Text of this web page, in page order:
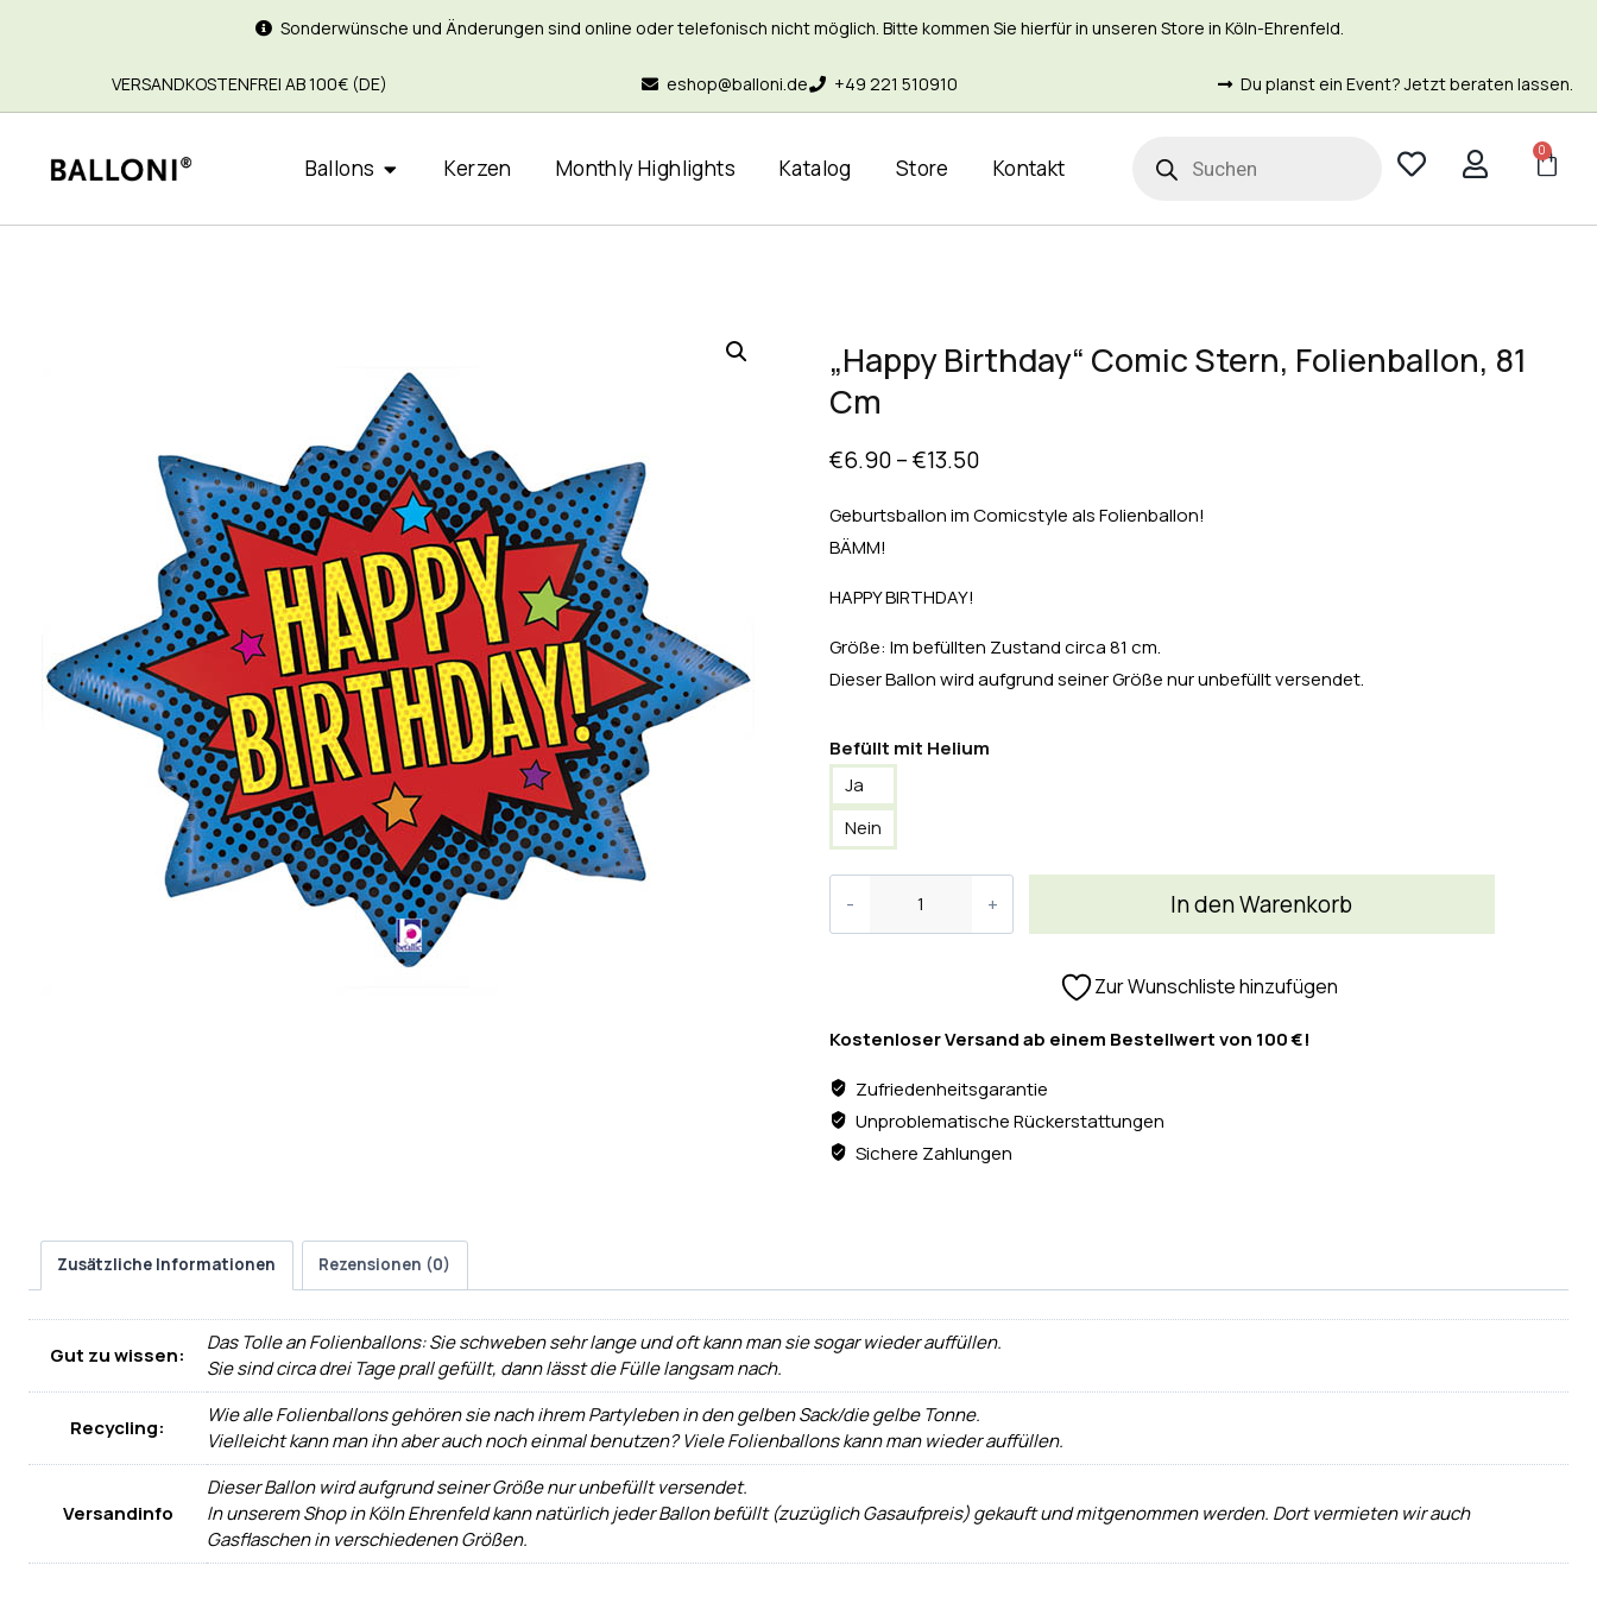
Sonderwünsche und Änderungen sind online oder telefonisch nicht möglich. Bitte kommen Sie hierfür in unseren Store in Köln-Ehrenfeld.
VERSANDKOSTENFREI AB 100€ (DE) eshop@balloni.de +49 221 510910 Du planst ein Event? Jetzt beraten lassen.
Ballons Kerzen Monthly Highlights Katalog Store Kontakt
0
„Happy Birthday“ Comic Stern, Folienballon, 81
Cm
€6.90–€13.50
Geburtsballon im Comicstyle als Folienballon!
BÄMM!
HAPPY BIRTHDAY!
Größe: Im befüllten Zustand circa 81 cm.
Dieser Ballon wird aufgrund seiner Größe nur unbefüllt versendet.
Befüllt mit Helium
Ja
Nein
In den Warenkorb
Zur Wunschliste hinzufügen
Kostenloser Versand ab einem Bestellwert von 100 €!
Zufriedenheitsgarantie
Unproblematische Rückerstattungen
Sichere Zahlungen
Zusätzliche Informationen Rezensionen (0)
Gut zu wissen:
Das Tolle an Folienballons: Sie schweben sehr lange und oft kann man sie sogar wieder auffüllen.
Sie sind circa drei Tage prall gefüllt, dann lässt die Fülle langsam nach.
Recycling:
Wie alle Folienballons gehören sie nach ihrem Partyleben in den gelben Sack/die gelbe Tonne.
Vielleicht kann man ihn aber auch noch einmal benutzen? Viele Folienballons kann man wieder auffüllen.
Versandinfo
Dieser Ballon wird aufgrund seiner Größe nur unbefüllt versendet.
In unserem Shop in Köln Ehrenfeld kann natürlich jeder Ballon befüllt (zuzüglich Gasaufpreis) gekauft und mitgenommen werden. Dort vermieten wir auch
Gasflaschen in verschiedenen Größen.